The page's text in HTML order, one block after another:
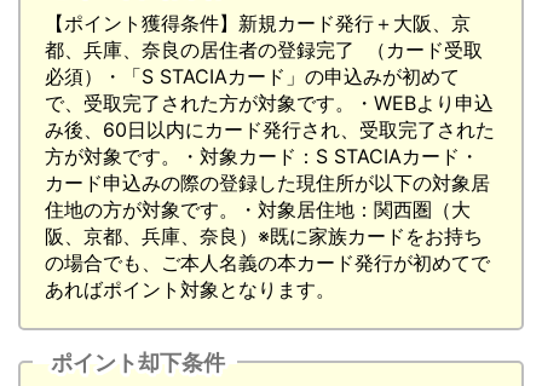
【ポイント獲得条件】新規カード発行＋大阪、京
都、兵庫、奈良の居住者の登録完了 （カード受取
必須）・「S STACIAカード」の申込みが初めて
で、受取完了された方が対象です。・WEBより申込
み後、60日以内にカード発行され、受取完了された
方が対象です。・対象カード：S STACIAカード・
カード申込みの際の登録した現住所が以下の対象居
住地の方が対象です。・対象居住地：関西圏（大
阪、京都、兵庫、奈良）※既に家族カードをお持ち
の場合でも、ご本人名義の本カード発行が初めてで
あればポイント対象となります。
ポイント却下条件